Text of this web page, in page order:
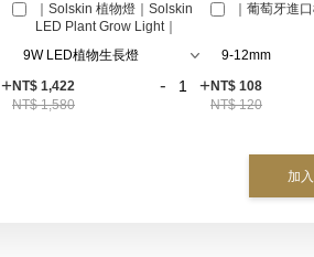
+
｜Solskin 植物燈｜Solskin
LED Plant Grow Light｜
NT$ 1,422
NT$ 1,580
- +
｜葡萄牙進
NT$ 108
NT$ 120
加